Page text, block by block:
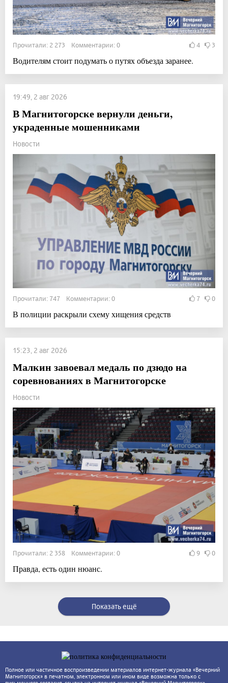
Прочитали: 2 273 Комментарии: 0 4 3
Водителям стоит подумать о путях объезда заранее.
19:49, 2 авг 2026
В Магнитогорске вернули деньги,
украденные мошенниками
Новости
Прочитали: 747 Комментарии: 0 7 0
В полиции раскрыли схему хищения средств
15:23, 2 авг 2026
Малкин завоевал медаль по дзюдо на
соревнованиях в Магнитогорске
Новости
Прочитали: 2 358 Комментарии: 0 9 0
Правда, есть один нюанс.
Показать ещё
Полное или частичное воспроизведении материалов интернет-журнала «Вечерний
Магнитогорск» в печатном, электронном или ином виде возможна только с